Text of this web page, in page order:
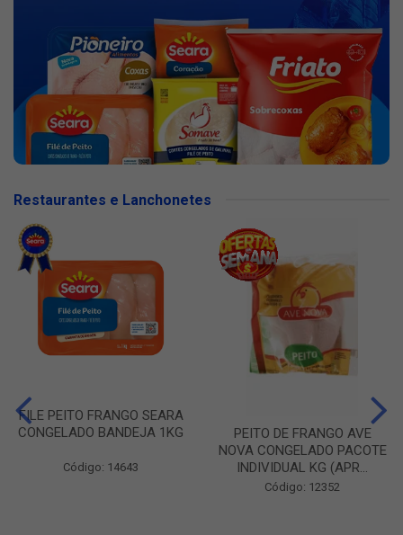
Restaurantes e Lanchonetes
FILE PEITO FRANGO SEARA
CONGELADO BANDEJA 1KG
Código: 14643
PEITO DE FRANGO AVE
NOVA CONGELADO PACOTE
INDIVIDUAL KG (APR...
Código: 12352